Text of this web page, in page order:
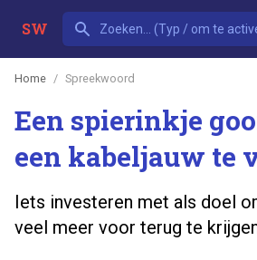
SW
Home Spreekwoord
Een spierinkje
een kabeljauw te
Iets investeren met als doel
veel meer voor terug te